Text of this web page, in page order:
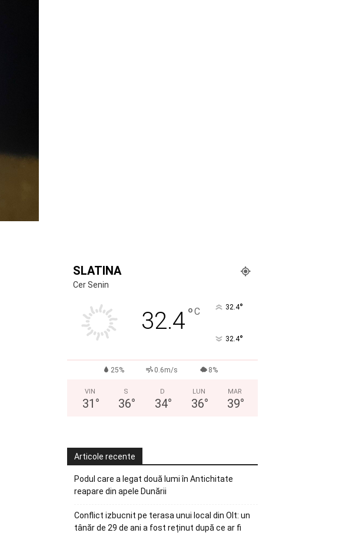
SLATINA
Cer Senin
32.4°C 32.4°
32.4°
25% 0.6m/s 8%
VIN
31 °
S
36°
D
34°
LUN
36°
MAR
39°
Articole recente
Podul care a legat două lumi în Antichitate
reapare din apele Dunării
Conflict izbucnit pe terasa unui local din Olt: un
tânăr de 29 de ani a fost reținut după ce ar fi